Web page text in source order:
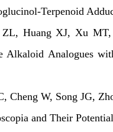
Terpenoid
ZL, Huang XJ, Xu
Alkaloid Analogues
Cheng W, Song JG,
and Their